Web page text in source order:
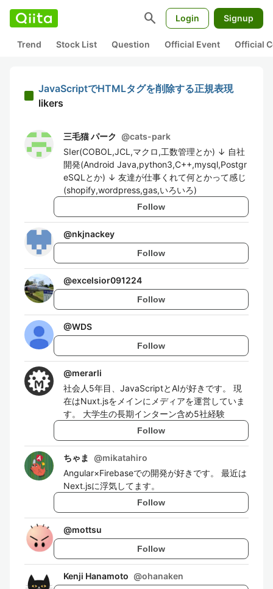
search Login Signup
Trend Stock List Question Official Event Official
JavaScriptでHTMLタグを削除する正規表現
likers
三毛猫 パーク @cats-park
SIer(COBOL,JCL,マクロ,工数管理とか) ↓ 自社
開発(Android Java,python3,C++,mysql,Postgr
eSQLとか) ↓ 友達が仕事くれて何とかって感じ
(shopify,wordpress,gas,いろいろ)
Follow
@nkjnackey
Follow
@excelsior091224
Follow
@WDS
Follow
@merarli
社会人5年目、JavaScriptとAIが好きです。 現
在はNuxt.jsをメインにメディアを運営していま
す。 大学生の長期インターン含め5社経験
Follow
ちゃま @mikatahiro
Angular×Firebaseでの開発が好きです。 最近は
Next.jsに浮気してます。
Follow
@mottsu
Follow
Kenji Hanamoto @ohanaken